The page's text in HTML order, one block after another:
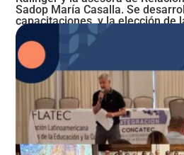
Sadop María Casalla. Se
capacitaciones, y la elección de